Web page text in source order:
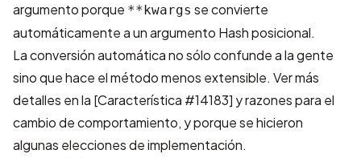
argumento porque **kwargs se convierte
automáticamente a un argumento Hash posicional.
La conversión automática no sólo confunde a la gente
sino que hace el método menos extensible. Ver más
detalles en la [Característica #14183] y razones para el
cambio de comportamiento, y porque se hicieron
algunas elecciones de implementación.